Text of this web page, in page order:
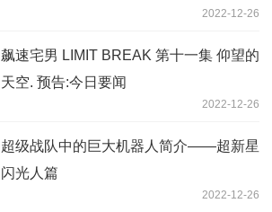
2022-12-26
飙速宅男 LIMIT BREAK 第十一集 仰望的
天空. 预告:今日要闻
2022-12-26
超级战队中的巨大机器人简介——超新星
闪光人篇
2022-12-26